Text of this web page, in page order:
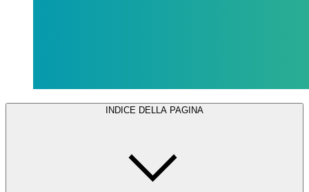
INDICE DELLA PAGINA